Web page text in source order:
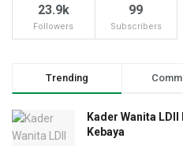
23.9k
Followers
99
Subscribers
Trending
Kader Wanita
Kebaya